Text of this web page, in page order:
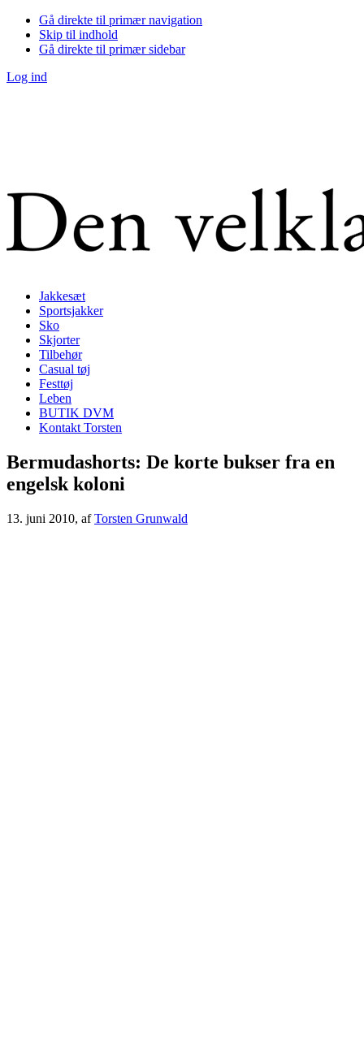
Gå direkte til primær navigation
Skip til indhold
Gå direkte til primær sidebar
Log ind
Jakkesæt
Sportsjakker
Sko
Skjorter
Tilbehør
Casual tøj
Festtøj
Leben
BUTIK DVM
Kontakt Torsten
Bermudashorts: De korte bukser fra en
engelsk koloni
13. juni 2010, afTorsten Grunwald